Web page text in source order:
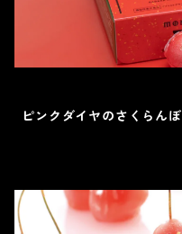
ピンクダイヤのさくらん